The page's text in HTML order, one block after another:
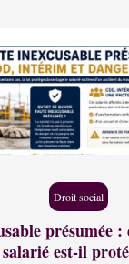
Droit social
présumée :
salarié est-il